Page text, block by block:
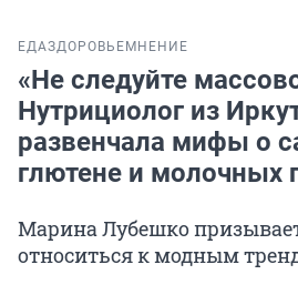
ЕДАЗДОРОВЬЕ МНЕНИЕ
«Не следуйте
Нутрициолог из
развенчала мифы о
глютене и молочных
Марина Лубешко
относиться к модным